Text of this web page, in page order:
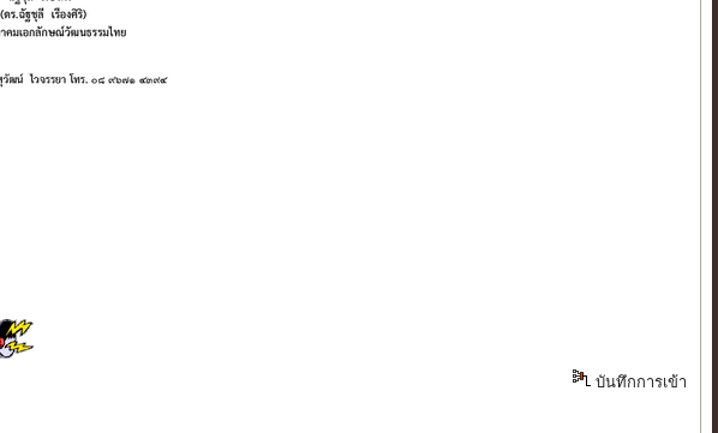
บันทึกการเข้า